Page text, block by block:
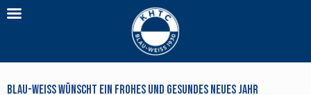
Blau-Weiss wünscht ein frohes und gesundes neues Jahr